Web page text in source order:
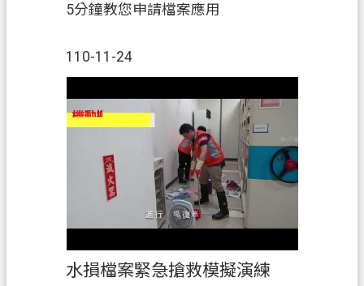
110-11-24
5分鐘教您申請檔案應用
水損檔案緊急搶救模擬演練